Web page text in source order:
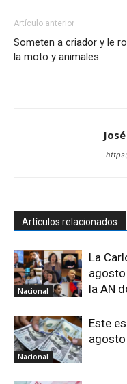
Artículo anterior
Someten a criador y le
la moto y animales
Artículos relacionados
Nacional
La
la AN
Nacional
Este
agosto